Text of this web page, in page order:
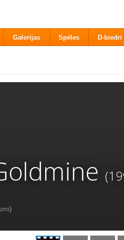
Galerijas Spēles D-biedri